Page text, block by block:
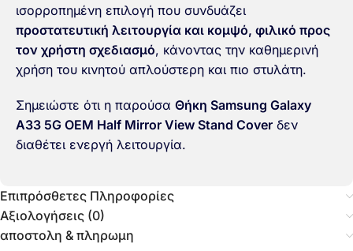
ισορροπημένη επιλογή που συνδυάζει
προστατευτική λειτουργία και κομψό, φιλικό προς
τον χρήστη σχεδιασμό, κάνοντας την καθημερινή
χρήση του κινητού απλούστερη και πιο στυλάτη.
Σημειώστε ότι η παρούσα Θήκη Samsung Galaxy
A33 5G OEM Half Mirror View Stand Cover δεν
διαθέτει ενεργή λειτουργία.
Επιπρόσθετες Πληροφορίες
Αξιολογήσεις (0)
αποστολη & πληρωμη